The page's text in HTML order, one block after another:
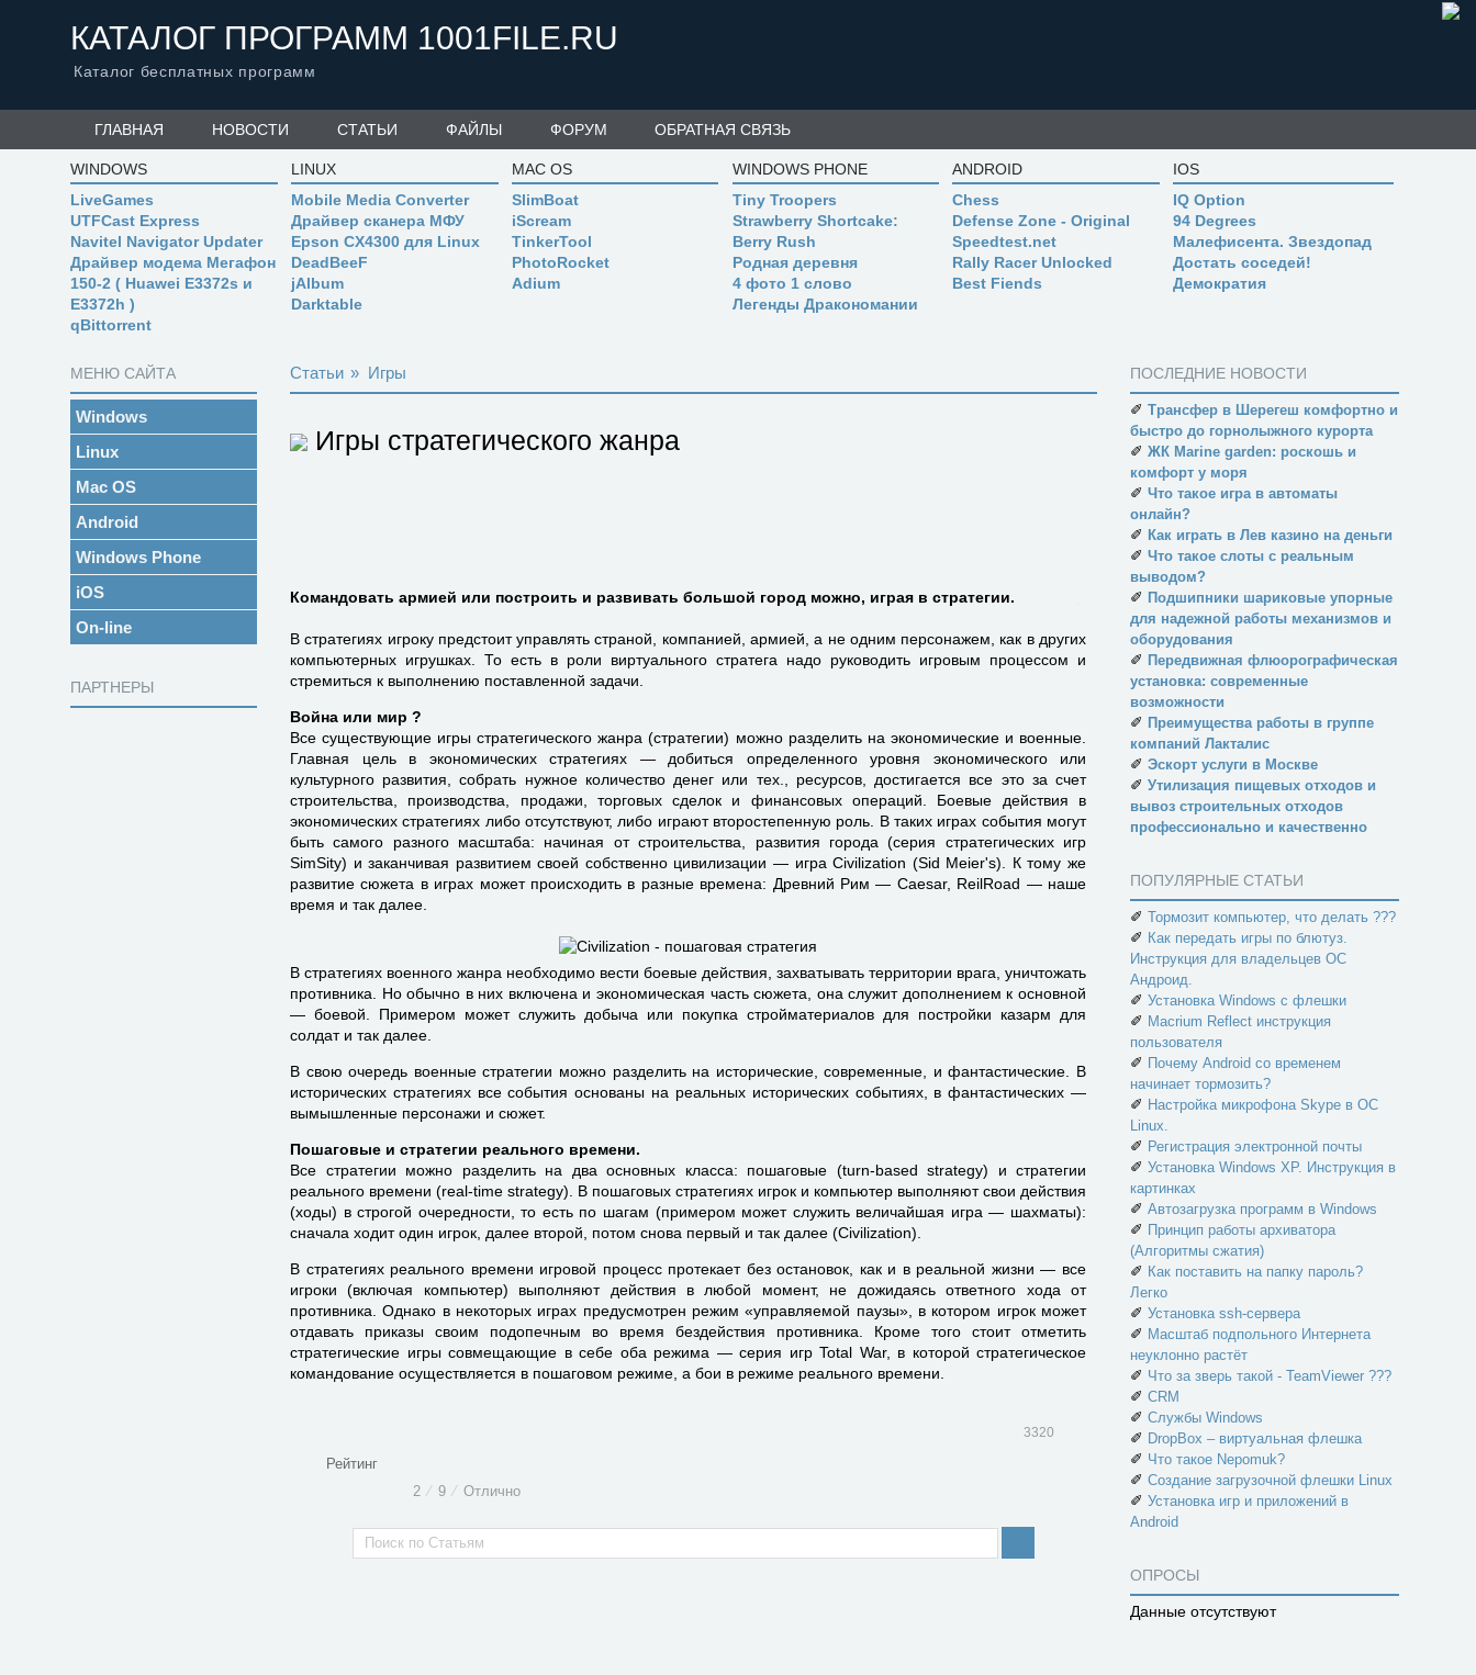
КАТАЛОГ ПРОГРАММ 1001FILE.RU
Каталог бесплатных программ
ГЛАВНАЯ НОВОСТИ СТАТЬИ ФАЙЛЫ ФОРУМ ОБРАТНАЯ СВЯЗЬ
WINDOWS
LiveGames
UTFCast Express
Navitel Navigator Updater
Драйвер модема Мегафон
150-2 ( Huawei E3372s и
E3372h )
qBittorrent
LINUX
Mobile Media Converter
Драйвер сканера МФУ
Epson CX4300 для Linux
DeadBeeF
jAlbum
Darktable
MAC OS
SlimBoat
iScream
TinkerTool
PhotoRocket
Adium
WINDOWS PHONE
Tiny Troopers
Strawberry Shortcake:
Berry Rush
Родная деревня
4 фото 1 слово
Легенды Дракономании
ANDROID
Chess
Defense Zone - Original
Speedtest.net
Rally Racer Unlocked
Best Fiends
IOS
IQ Option
94 Degrees
Малефисента. Звездопад
Достать соседей!
Демократия
МЕНЮ САЙТА
Windows
Linux
Mac OS
Android
Windows Phone
iOS
On-line
ПАРТНЕРЫ
Статьи » Игры
Игры стратегического жанра
Командовать армией или построить и развивать большой город можно, играя в стратегии.
В стратегиях игроку предстоит управлять страной, компанией, армией, а не одним персонажем, как в других
компьютерных игрушках. То есть в роли виртуального стратега надо руководить игровым процессом и
стремиться к выполнению поставленной задачи.
Война или мир ?
Все существующие игры стратегического жанра (стратегии) можно разделить на экономические и военные.
Главная цель в экономических стратегиях — добиться определенного уровня экономического или
культурного развития, собрать нужное количество денег или тех., ресурсов, достигается все это за счет
строительства, производства, продажи, торговых сделок и финансовых операций. Боевые действия в
экономических стратегиях либо отсутствуют, либо играют второстепенную роль. В таких играх события могут
быть самого разного масштаба: начиная от строительства, развития города (серия стратегических игр
SimSity) и заканчивая развитием своей собственно цивилизации — игра Civilization (Sid Meier's). К тому же
развитие сюжета в играх может происходить в разные времена: Древний Рим — Caesar, ReilRoad — наше
время и так далее.
В стратегиях военного жанра необходимо вести боевые действия, захватывать территории врага, уничтожать
противника. Но обычно в них включена и экономическая часть сюжета, она служит дополнением к основной
— боевой. Примером может служить добыча или покупка стройматериалов для постройки казарм для
солдат и так далее.
В свою очередь военные стратегии можно разделить на исторические, современные, и фантастические. В
исторических стратегиях все события основаны на реальных исторических событиях, в фантастических —
вымышленные персонажи и сюжет.
Пошаговые и стратегии реального времени.
Все стратегии можно разделить на два основных класса: пошаговые (turn-based strategy) и стратегии
реального времени (real-time strategy). В пошаговых стратегиях игрок и компьютер выполняют свои действия
(ходы) в строгой очередности, то есть по шагам (примером может служить величайшая игра — шахматы):
сначала ходит один игрок, далее второй, потом снова первый и так далее (Civilization).
В стратегиях реального времени игровой процесс протекает без остановок, как и в реальной жизни — все
игроки (включая компьютер) выполняют действия в любой момент, не дожидаясь ответного хода от
противника. Однако в некоторых играх предусмотрен режим «управляемой паузы», в котором игрок может
отдавать приказы своим подопечным во время бездействия противника. Кроме того стоит отметить
стратегические игры совмещающие в себе оба режима — серия игр Total War, в которой стратегическое
командование осуществляется в пошаговом режиме, а бои в режиме реального времени.
3320
Рейтинг
2 ⁄ 9 ⁄ Отлично
ПОСЛЕДНИЕ НОВОСТИ
✐ Трансфер в Шерегеш комфортно и
быстро до горнолыжного курорта
✐ ЖК Marine garden: роскошь и
комфорт у моря
✐ Что такое игра в автоматы
онлайн?
✐ Как играть в Лев казино на деньги
✐ Что такое слоты с реальным
выводом?
✐ Подшипники шариковые упорные
для надежной работы механизмов и
оборудования
✐ Передвижная флюорографическая
установка: современные
возможности
✐ Преимущества работы в группе
компаний Лакталис
✐ Эскорт услуги в Москве
✐ Утилизация пищевых отходов и
вывоз строительных отходов
профессионально и качественно
ПОПУЛЯРНЫЕ СТАТЬИ
✐ Тормозит компьютер, что делать ???
✐ Как передать игры по блютуз.
Инструкция для владельцев ОС
Андроид.
✐ Установка Windows с флешки
✐ Macrium Reflect инструкция
пользователя
✐ Почему Android со временем
начинает тормозить?
✐ Настройка микрофона Skype в ОС
Linux.
✐ Регистрация электронной почты
✐ Установка Windows XP. Инструкция в
картинках
✐ Автозагрузка программ в Windows
✐ Принцип работы архиватора
(Алгоритмы сжатия)
✐ Как поставить на папку пароль?
Легко
✐ Установка ssh-сервера
✐ Масштаб подпольного Интернета
неуклонно растёт
✐ Что за зверь такой - TeamViewer ???
✐ CRM
✐ Службы Windows
✐ DropBox – виртуальная флешка
✐ Что такое Nepomuk?
✐ Создание загрузочной флешки Linux
✐ Установка игр и приложений в
Android
ОПРОСЫ
Данные отсутствуют